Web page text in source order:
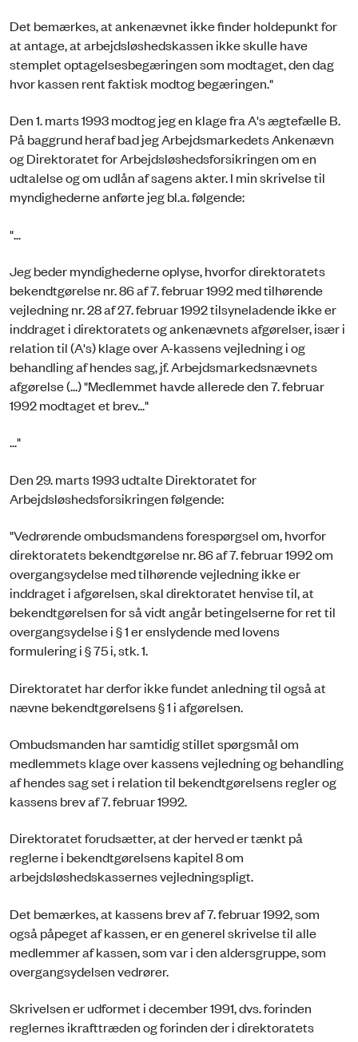
Det bemærkes, at ankenævnet ikke finder holdepunkt for
at antage, at arbejdsløshedskassen ikke skulle have
stemplet optagelsesbegæringen som modtaget, den dag
hvor kassen rent faktisk modtog begæringen."
Den 1. marts 1993 modtog jeg en klage fra A's ægtefælle B.
På baggrund heraf bad jeg Arbejdsmarkedets Ankenævn
og Direktoratet for Arbejdsløshedsforsikringen om en
udtalelse og om udlån af sagens akter. I min skrivelse til
myndighederne anførte jeg bl.a. følgende:
"...
Jeg beder myndighederne oplyse, hvorfor direktoratets
bekendtgørelse nr. 86 af 7. februar 1992 med tilhørende
vejledning nr. 28 af 27. februar 1992 tilsyneladende ikke er
inddraget i direktoratets og ankenævnets afgørelser, især i
relation til (A's) klage over A-kassens vejledning i og
behandling af hendes sag, jf. Arbejdsmarkedsnævnets
afgørelse (...) "Medlemmet havde allerede den 7. februar
1992 modtaget et brev..."
..."
Den 29. marts 1993 udtalte Direktoratet for
Arbejdsløshedsforsikringen følgende:
"Vedrørende ombudsmandens forespørgsel om, hvorfor
direktoratets bekendtgørelse nr. 86 af 7. februar 1992 om
overgangsydelse med tilhørende vejledning ikke er
inddraget i afgørelsen, skal direktoratet henvise til, at
bekendtgørelsen for så vidt angår betingelserne for ret til
overgangsydelse i § 1 er enslydende med lovens
formulering i § 75 i, stk. 1.
Direktoratet har derfor ikke fundet anledning til også at
nævne bekendtgørelsens § 1 i afgørelsen.
Ombudsmanden har samtidig stillet spørgsmål om
medlemmets klage over kassens vejledning og behandling
af hendes sag set i relation til bekendtgørelsens regler og
kassens brev af 7. februar 1992.
Direktoratet forudsætter, at der herved er tænkt på
reglerne i bekendtgørelsens kapitel 8 om
arbejdsløshedskassernes vejledningspligt.
Det bemærkes, at kassens brev af 7. februar 1992, som
også påpeget af kassen, er en generel skrivelse til alle
medlemmer af kassen, som var i den aldersgruppe, som
overgangsydelsen vedrører.
Skrivelsen er udformet i december 1991, dvs. forinden
reglernes ikrafttræden og forinden der i direktoratets